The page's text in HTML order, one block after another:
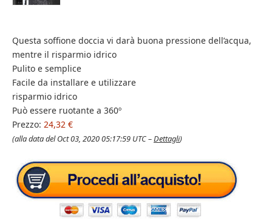
Questa soffione doccia vi darà buona pressione dell’acqua,
mentre il risparmio idrico
Pulito e semplice
Facile da installare e utilizzare
risparmio idrico
Può essere ruotante a 360º
Prezzo: 24,32 €
(alla data del Oct 03, 2020 05:17:59 UTC –Dettagli)